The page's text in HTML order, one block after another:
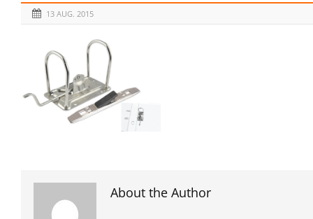
13 AUG. 2015
About the Author